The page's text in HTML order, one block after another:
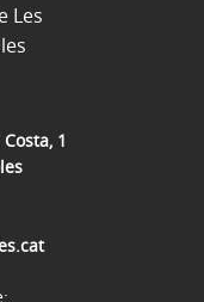
1
Les